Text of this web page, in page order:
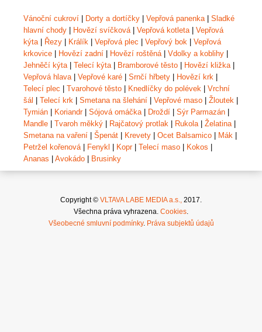
Vánoční cukroví Dorty a dortíčky Vepřová panenka| Sladké
hlavní chody
Hovězí svíčková| Vepřová kotleta| Vepřová
kýta| Řezy Králík Vepřová plec Vepřový bok
Vepřová
krkovice
Hovězí zadní Hovězí roštěná| Vdolky a koblihy
Jehněčí kýta| Telecí kýta| Bramborové těsto Hovězí kližka|
Vepřová hlava| Vepřové karé Srnčí hřbety Hovězí krk
Telecí plec
Tvarohové těsto Knedlíčky do polévek
Vrchní
šál
Telecí krk Smetana na šlehání Vepřové maso Žloutek
Tymián
Koriandr| Sójová omáčka| Droždí Sýr Parmazán
Mandle
Tvaroh měkký Rajčatový protlak Rukola| Želatina|
Smetana na vaření
Špenát Krevety Ocet Balsamico Mák
Petržel kořenová| Fenykl Kopr| Telecí maso Kokos
Ananas
Avokádo Brusinky
Copyright © VLTAVA LABE MEDIA a.s., 2017.
Všechna práva vyhrazena. Cookies.
Všeobecné smluvní podmínky. Práva subjektů údajů